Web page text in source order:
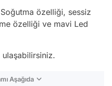
özelliği, sessiz
özelliği ve mavi Led
ulaşabilirsiniz.
Aşağıda